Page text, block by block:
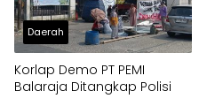
Daerah
Korlap Demo PT PEMI
Balaraja Ditangkap Polisi